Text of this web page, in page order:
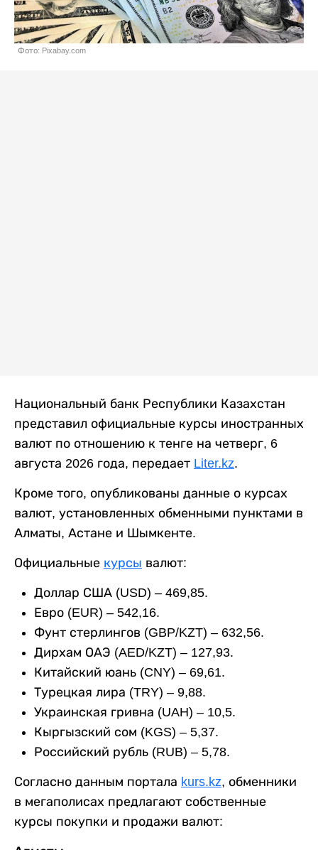
Фото: Pixabay.com
Национальный банк Республики Казахстан
представил официальные курсы иностранных
валют по отношению к тенге на четверг, 6
августа 2026 года, передает Liter.kz.
Кроме того, опубликованы данные о курсах
валют, установленных обменными пунктами в
Алматы, Астане и Шымкенте.
Официальные курсы валют:
Доллар США (USD) – 469,85.
Евро (EUR) – 542,16.
Фунт стерлингов (GBP/KZT) – 632,56.
Дирхам ОАЭ (AED/KZT) – 127,93.
Китайский юань (CNY) – 69,61.
Турецкая лира (TRY) – 9,88.
Украинская гривна (UAH) – 10,5.
Кыргызский сом (KGS) – 5,37.
Российский рубль (RUB) – 5,78.
Согласно данным портала kurs.kz, обменники
в мегаполисах предлагают собственные
курсы покупки и продажи валют: